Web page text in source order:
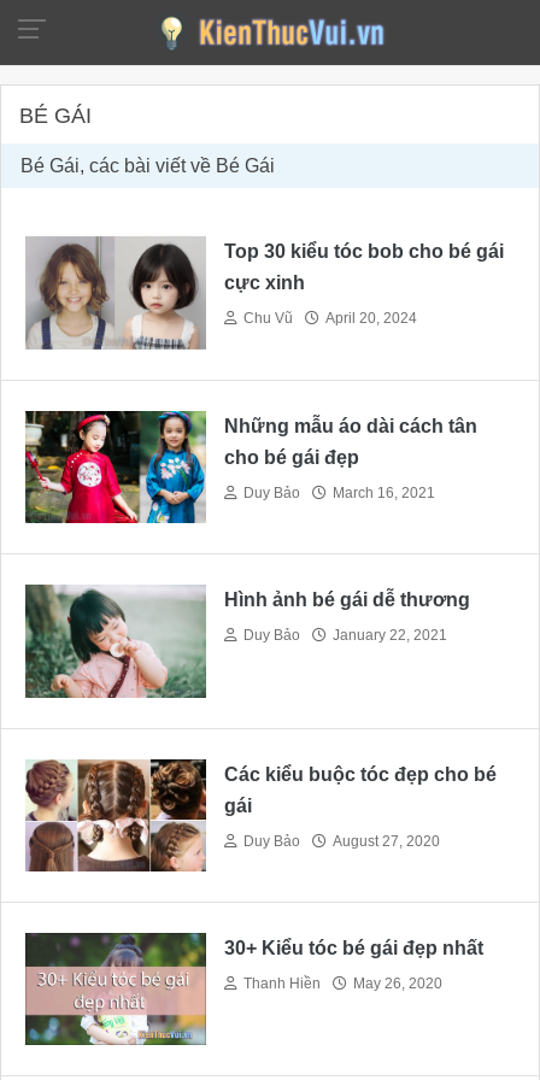
BÉ GÁI
Bé Gái, các bài viết về Bé Gái
Top 30 kiểu tóc bob cho bé gái
cực xinh
Chu Vũ April 20, 2024
Những mẫu áo dài cách tân
cho bé gái đẹp
Duy Bảo March 16, 2021
Hình ảnh bé gái dễ thương
Duy Bảo January 22, 2021
Các kiểu buộc tóc đẹp cho bé
gái
Duy Bảo August 27, 2020
30+ Kiểu tóc bé gái đẹp nhất
Thanh Hiền May 26, 2020